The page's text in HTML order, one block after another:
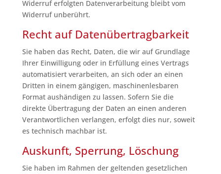
Widerruf erfolgten Datenverarbeitung bleibt vom
Widerruf unberührt.
Recht auf Datenübertragbarkeit
Sie haben das Recht, Daten, die wir auf Grundlage
Ihrer Einwilligung oder in Erfüllung eines Vertrags
automatisiert verarbeiten, an sich oder an einen
Dritten in einem gängigen, maschinenlesbaren
Format aushändigen zu lassen. Sofern Sie die
direkte Übertragung der Daten an einen anderen
Verantwortlichen verlangen, erfolgt dies nur, soweit
es technisch machbar ist.
Auskunft, Sperrung, Löschung
Sie haben im Rahmen der geltenden gesetzlichen